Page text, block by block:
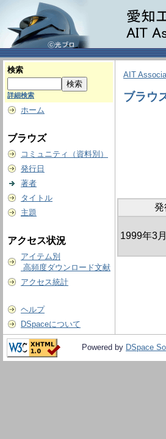
検索
詳細検索
ホーム
ブラウズ
コミュニティ（資料別）
発行日
著者
タイトル
主題
アクセス状況
アイテム別
高頻度ダウンロード文献
アクセス統計
ヘルプ
DSpaceについて
AIT
ブラウ
発
1999年3
Powered by DSpace